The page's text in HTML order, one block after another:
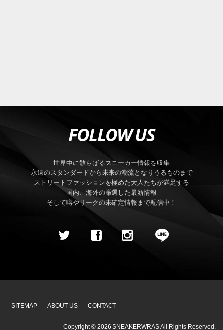
FOLLOW US
世界中に散らばるスニーカー情報を収集
永遠のスタンダードから未来の潮流となりうるものまで
ストリートファッションを極めた大人たちが満足する
国内、海外の厳選した最新情報
そして噂やリークの未確定情報まで配信中！
SITEMAP ABOUT US CONTACT
Copyright © 2026 SNEAKERWRASAll Rights Reserved.